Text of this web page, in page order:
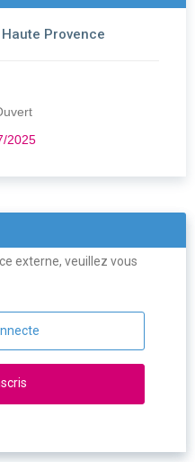
Provence
2025
externe, veuillez vous